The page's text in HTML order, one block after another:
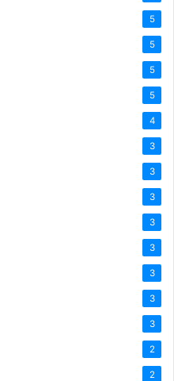
5
5
5
5
4
3
3
3
3
3
3
3
3
2
2